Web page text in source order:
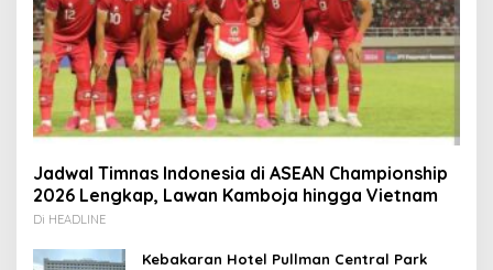
Jadwal Timnas Indonesia di ASEAN Championship
2026 Lengkap, Lawan Kamboja hingga Vietnam
Di HEADLINE
Kebakaran Hotel Pullman Central Park